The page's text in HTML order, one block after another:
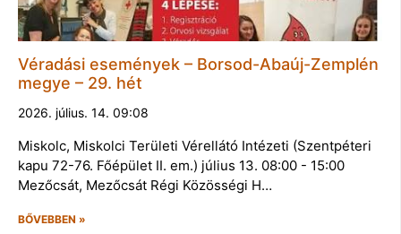
Véradási események – Borsod-Abaúj-Zemplén
megye – 29. hét
2026. július. 14. 09:08
Miskolc, Miskolci Területi Vérellátó Intézeti (Szentpéteri
kapu 72-76. Főépület II. em.) július 13. 08:00 - 15:00
Mezőcsát, Mezőcsát Régi Közösségi H…
BŐVEBBEN »